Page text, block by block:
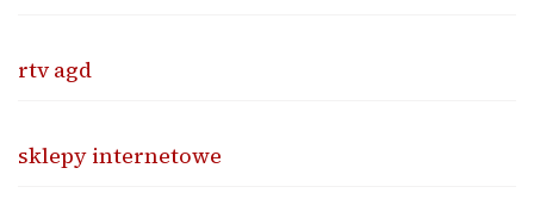
rtv agd
sklepy internetowe